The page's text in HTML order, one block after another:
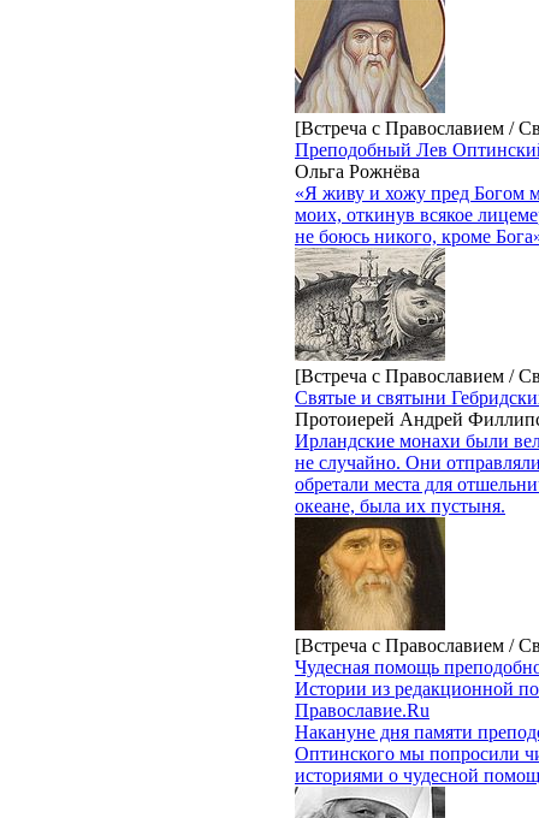
[Встреча с Православием /
Преподобный Лев
Ольга Рожнёва
«Я живу и хожу пред Богом
моих, откинув всякое
не боюсь никого, кроме
[Встреча с Православием /
Святые и святыни
Протоиерей Андрей
Ирландские монахи были
не случайно. Они
обретали места для
океане, была их пустыня.
[Встреча с Православием /
Чудесная помощь
Истории из редакционной
Православие.Ru
Накануне дня памяти
Оптинского мы попросили
историями о чудесной